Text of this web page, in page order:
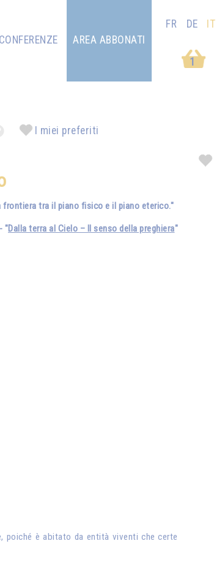
CONFERENZE
1
AREA ABBONATI
FR DE IT
I miei preferiti
tra il piano fisico e il piano eterico."
"Dalla terra al Cielo – Il senso della preghiera"
poiché è abitato da entità viventi che certe